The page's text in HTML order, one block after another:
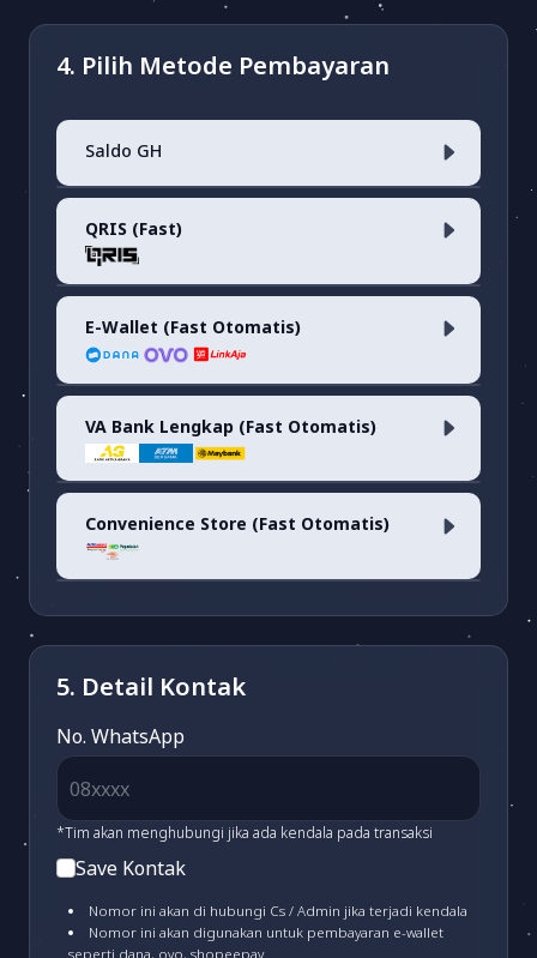
Masukkan kode
4. Pilih Metode Pembayaran
Saldo GH
Saldo Akun
QRIS (Fast)
QRIS <i>(fee 0.7%)</i>
E-Wallet (Fast Otomatis)
Dana (fee 1.7%)
OVO(fee 3.03%)
VA Bank Lengkap (Fast Otomatis)
ARTHA GRAHA VA(fee 1.500)
ATM BERSAMA VA(fee 3.000)
BSI VA
PERMATA VA
Convenience Store (Fast Otomatis)
Alfamart/Pegadaian/POS & Dan-
Dan(fee 2.500)
5. Detail Kontak
No. WhatsApp
*Tim akan menghubungi jika ada kendala pada transaksi
Save Kontak
Nomor ini akan di hubungi Cs / Admin jika terjadi kendala
Nomor ini akan digunakan untuk pembayaran e-wallet
seperti dana, ovo, shopeepay.